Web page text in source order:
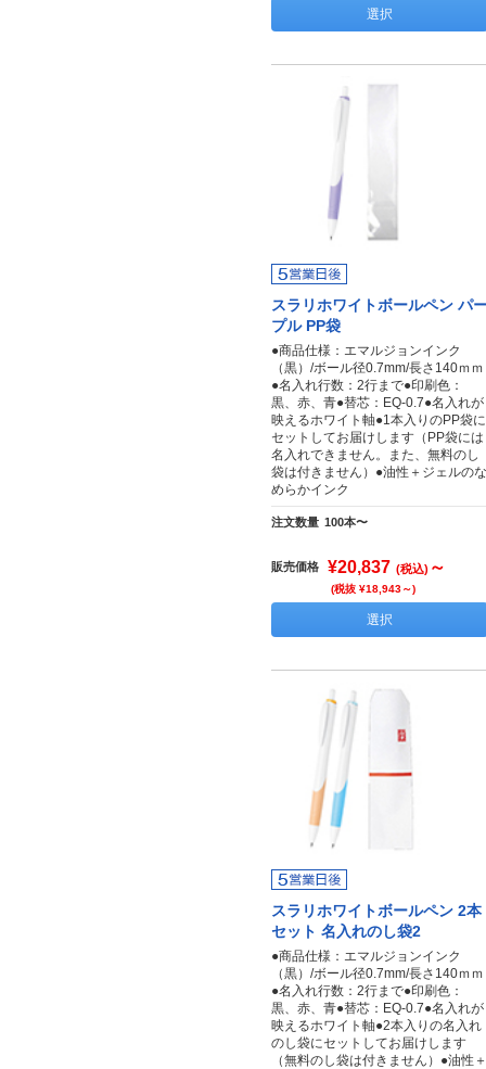
選択
スラリホワイトボールペン パ
プル PP袋
●商品仕様：エマルジョンインク
（黒）/ボール径0.7mm/長さ140ｍｍ
●名入れ行数：2行まで●印刷色：
黒、赤、青●替芯：EQ-0.7●名入れが
映えるホワイト軸●1本入りのPP袋に
セットしてお届けします（PP袋には
名入れできません。また、無料のし
袋は付きません）●油性＋ジェルのな
めらかインク
注文数量 100本〜
販売価格 ¥20,837 (税込) ～
(税抜 ¥18,943～)
選択
スラリホワイトボールペン 2本
セット 名入れのし袋2
●商品仕様：エマルジョンインク
（黒）/ボール径0.7mm/長さ140ｍｍ
●名入れ行数：2行まで●印刷色：
黒、赤、青●替芯：EQ-0.7●名入れが
映えるホワイト軸●2本入りの名入れ
のし袋にセットしてお届けします
（無料のし袋は付きません）●油性＋